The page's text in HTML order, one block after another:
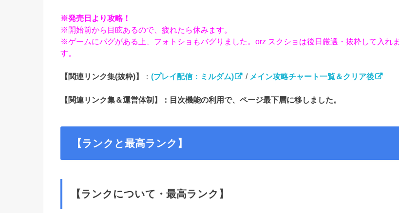
※発売日より攻略！
※開始前から目眩あるので、疲れたら休みます。
※ゲームにバグがある上、フォトショもバグりました。orz スクショは後日厳選・抜粋して入れま
す。
【関連リンク集(抜粋)】 ： (プレイ配信：ミルダム) / メイン攻略チャート一覧＆クリア後
【関連リンク集＆運営体制】：目次機能の利用で、ページ最下層に移しました。
【ランクと最高ランク】
【ランクについて・最高ランク】